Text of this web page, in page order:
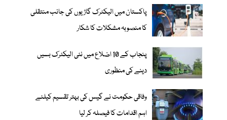
پاکستان میں الیکٹرک گاڑیوں کی جانب منتقلی
کا منصوبہ مشکلات کا شکار
پنجاب کے 10 اضلاع میں نئی الیکٹرک بسیں
دینے کی منظوری
وفاقی حکومت نے گیس کی بہتر تقسیم کیلئے
اہم اقدامات کا فیصلہ کر لیا